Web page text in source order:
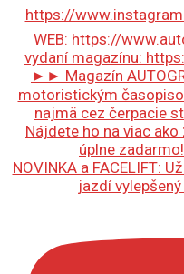
NOVINKA a FACELIFT:
jazdí